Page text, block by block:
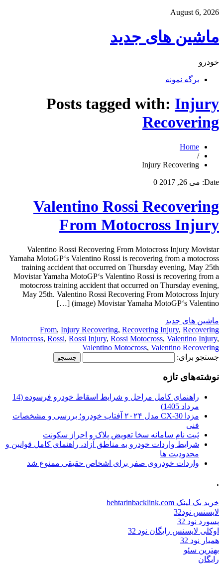
August 6, 2026
ماشین های جدید
خودرو
برگه نمونه
Posts tagged with: Injury
Recovering
Home
/
Injury Recovering
Date: می 26, 2017 0
Valentino Rossi Recovering
From Motocross Injury
Valentino Rossi Recovering From Motocross Injury Movistar
Yamaha MotoGP‘s Valentino Rossi is recovering from a motocross
training accident that occurred on Thursday evening, May 25th
Movistar Yamaha MotoGP‘s Valentino Rossi is recovering from a
motocross training accident that occurred on Thursday evening,
May 25th. Valentino Rossi Recovering From Motocross Injury
(image) Movistar Yamaha MotoGP‘s Valentino […]
ماشین های جدید
From, Injury Recovering, Recovering Injury, Recovering
Motocross, Rossi, Rossi Injury, Rossi Motocross, Valentino Injury,
Valentino Motocross, Valentino Recovering
جستجو برای:
نوشته‌های تازه
راهنمای کامل مراحل و شرایط اسقاط خودرو فرسوده (14
مرداد 1405)
مزدا CX-30 مدل ۲۰۲۴ آفتاب خودرو؛ بررسی و مشخصات
فنی
ثبت نام سامانه سخا تعویض پلاک و احراز سکونت
شرایط واردات خودرو به مناطق آزاد، راهنمای کامل قوانین و
محدودیت ها
واردات خودروی صفر برای اشخاص حقیقی ممنوع شد
.
خرید بک لینک behtarinbacklink.com
لایسنس نود32
پسورد نود 32
اوکلی لایسنس رایگان نود 32
همیار نود 32
بهترین سئو
رایگان